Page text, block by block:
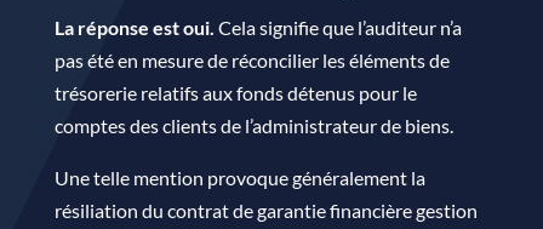
La réponse est oui. Cela signifie que l’auditeur n’a
pas été en mesure de réconcilier les éléments de
trésorerie relatifs aux fonds détenus pour le
comptes des clients de l’administrateur de biens.
Une telle mention provoque généralement la
résiliation du contrat de garantie financière gestion